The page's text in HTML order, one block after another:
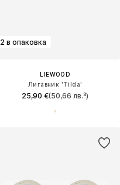
2 в опаковка
LIEWOOD
Лигавник 'Tilda'
25,90 €(50,66 лв.³)